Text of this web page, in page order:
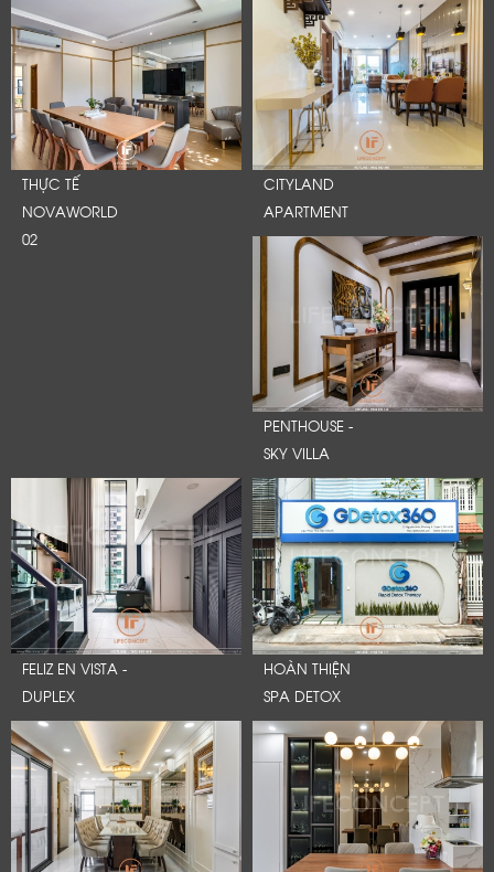
THỰC TẾ
NOVAWORLD
02
CITYLAND
APARTMENT
PENTHOUSE -
SKY VILLA
FELIZ EN VISTA -
DUPLEX
HOÀN THIỆN
SPA DETOX